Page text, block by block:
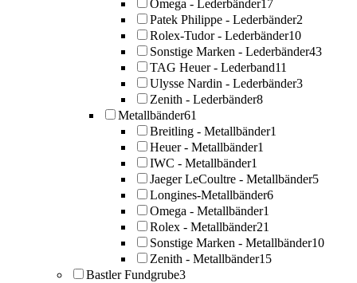
Omega - Lederbänder17
Patek Philippe - Lederbänder2
Rolex-Tudor - Lederbänder10
Sonstige Marken - Lederbänder43
TAG Heuer - Lederband11
Ulysse Nardin - Lederbänder3
Zenith - Lederbänder8
Metallbänder61
Breitling - Metallbänder1
Heuer - Metallbänder1
IWC - Metallbänder1
Jaeger LeCoultre - Metallbänder5
Longines-Metallbänder6
Omega - Metallbänder1
Rolex - Metallbänder21
Sonstige Marken - Metallbänder10
Zenith - Metallbänder15
Bastler Fundgrube3